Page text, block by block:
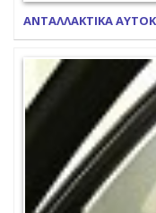
ΑΝΤΑΛΛΑΚΤΙΚΑ